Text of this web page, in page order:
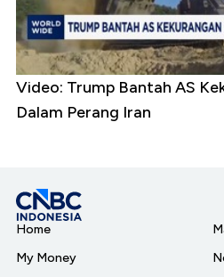
Video: Trump Bantah AS
Dalam Perang Iran
Home
My Money